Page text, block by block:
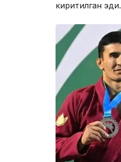
киритилган эди.